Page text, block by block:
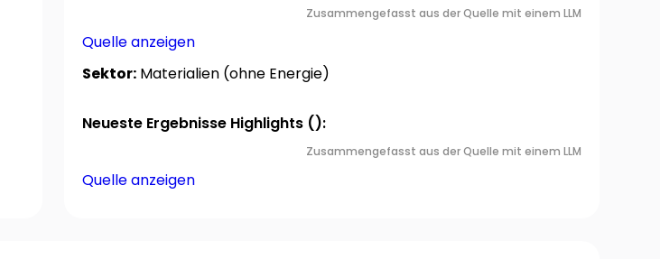
Zusammengefasst aus der Quelle mit einem LLM
Quelle anzeigen
Sektor: Materialien (ohne Energie)
Neueste Ergebnisse Highlights ():
Zusammengefasst aus der Quelle mit einem LLM
Quelle anzeigen